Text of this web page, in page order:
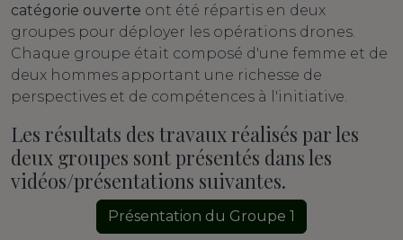
catégorie ouverte ont été répartis en deux
groupes pour déployer les opérations drones.
Chaque groupe était composé d'une femme et de
deux hommes apportant une richesse de
perspectives et de compétences à l'initiative.
Les résultats des travaux réalisés par les
deux groupes sont présentés dans les
vidéos/présentations suivantes.
Présentation du Groupe 1